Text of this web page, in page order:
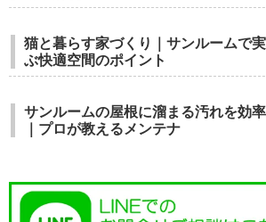
猫と暮らす家づくり｜サンルームで
ぶ快適空間のポイント
サンルームの屋根に溜まる汚れを効
｜プロが教えるメンテナ